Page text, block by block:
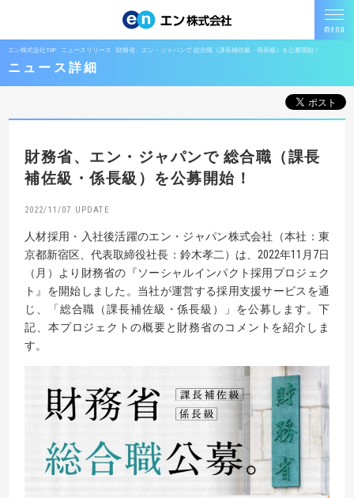
エン株式会社TOP ニュースリリース 財務省、エン・ジャパンで 総合職（課長補佐級・係長級）を公募開始！
ニュース詳細
財務省、エン・ジャパンで 総合職（課長
補佐級・係長級）を公募開始！
2022/11/07
人材採用・入社後活躍のエン・ジャパン株式会社（本社：東
京都新宿区、代表取締役社長：鈴木孝二）は、2022年11月7日
（月）より財務省の『ソーシャルインパクト採用プロジェク
ト』を開始しました。当社が運営する採用支援サービスを通
じ、「総合職（課長補佐級・係長級）」を公募します。下
記、本プロジェクトの概要と財務省のコメントを紹介しま
す。